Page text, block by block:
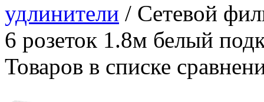
удлинители / Сетевой
6 розеток 1.8м белый
Товаров в списке